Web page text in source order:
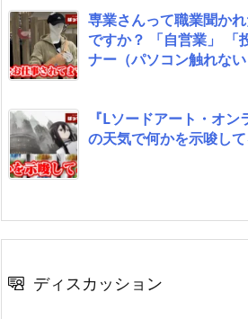
専業さんって職業聞か
ですか？ 「自営業」 「
ナー（パソコン触れない
『Lソードアート・オ
の天気で何かを示唆し
ディスカッション